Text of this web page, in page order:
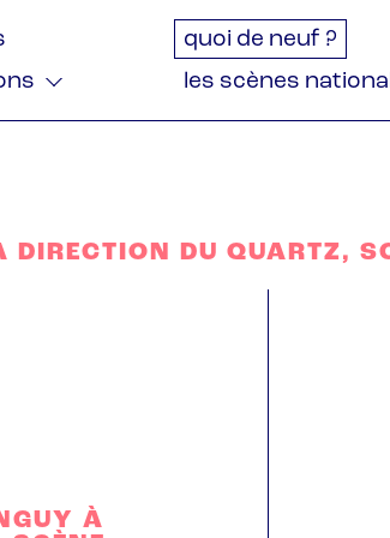
quoi de neuf ?
les scènes
DU QUARTZ,
À